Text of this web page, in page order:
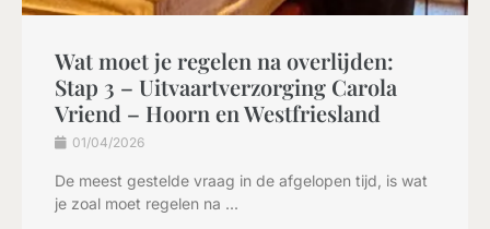
Wat moet je regelen na overlijden:
Stap 3 – Uitvaartverzorging Carola
Vriend – Hoorn en Westfriesland
01/04/2026
De meest gestelde vraag in de afgelopen tijd, is wat
je zoal moet regelen na ...